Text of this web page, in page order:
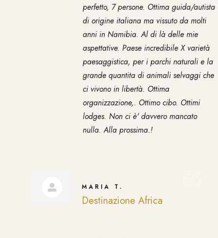
perfetto, 7 persone. Ottima guida/autista
di origine italiana ma vissuto da molti
anni in Namibia. Al di là delle mie
aspettative. Paese incredibile X varietà
paesaggistica, per i parchi naturali e la
grande quantita di animali selvaggi che
ci vivono in libertà. Ottima
organizzazione,. Ottimo cibo. Ottimi
lodges. Non ci è' davvero mancato
nulla. Alla prossima.!
MARIA T.
Destinazione Africa